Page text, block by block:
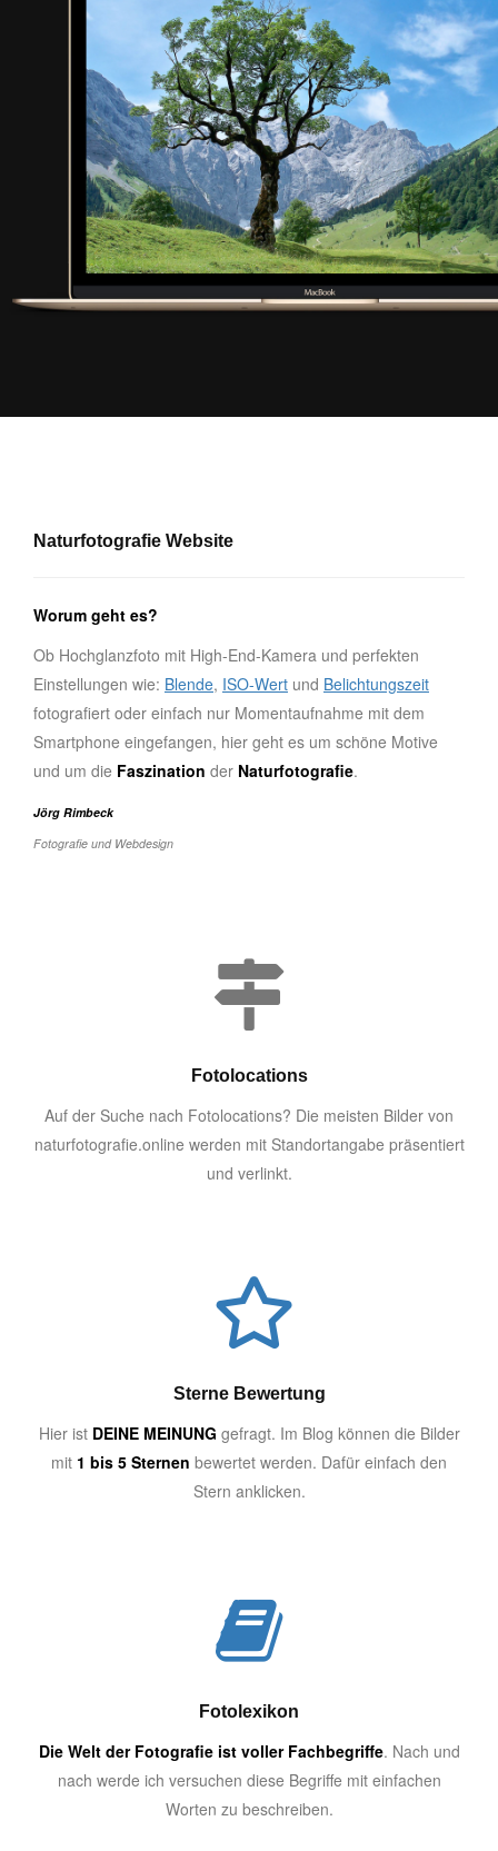
Naturfotografie Website
Worum geht es?
Ob Hochglanzfoto mit High-End-Kamera und perfekten
Einstellungen wie: Blende, ISO-Wert und Belichtungszeit
fotografiert oder einfach nur Momentaufnahme mit dem
Smartphone eingefangen, hier geht es um schöne Motive
und um die Faszination der Naturfotografie.
Jörg Rimbeck
Fotografie und Webdesign
Fotolocations
Auf der Suche nach Fotolocations? Die meisten Bilder von
naturfotografie.online werden mit Standortangabe präsentiert
und verlinkt.
Sterne Bewertung
Hier ist DEINE MEINUNG gefragt. Im Blog können die Bilder
mit 1 bis 5 Sternen bewertet werden. Dafür einfach den
Stern anklicken.
Fotolexikon
Die Welt der Fotografie ist voller Fachbegriffe. Nach und
nach werde ich versuchen diese Begriffe mit einfachen
Worten zu beschreiben.